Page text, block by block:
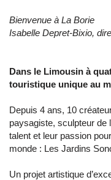
Bienvenue à La Borie
Isabelle Depret-Bixio,
Dans le Limousin à
touristique unique au
Depuis 4 ans, 10
paysagiste, sculpteur
talent et leur passion
monde : Les Jardins
Un projet artistique